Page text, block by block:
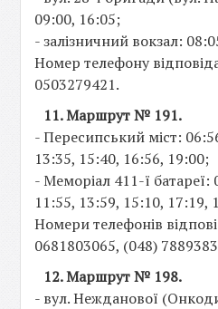
09:00, 16:05;
- залізничний вокзал:
Номер телефону
0503279421.
11. Маршрут № 191.
- Пересипський міст:
13:35, 15:40, 16:56, 19:00;
- Меморіал 411-ї батареї:
11:55, 13:59, 15:10, 17:19,
Номери телефонів
0681803065, (048) 7889383
12. Маршрут № 198.
- вул. Нежданової